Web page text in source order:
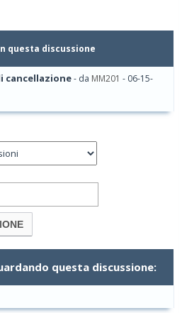
questa discussione
cancellazione- da MM201 - 06-15-
questa discussione: